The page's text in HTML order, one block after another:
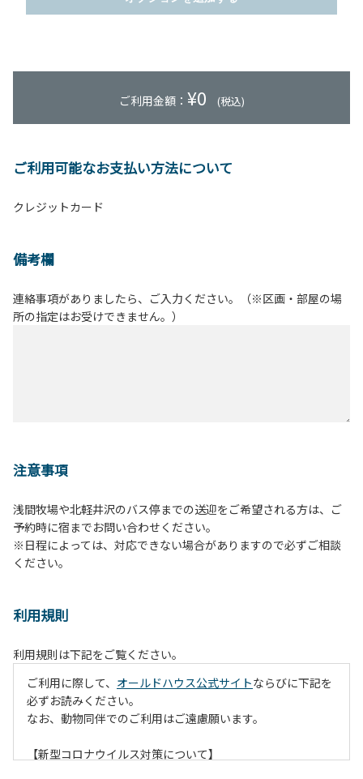
ご利用金額： ¥0 (税込)
ご利用可能なお支払い方法について
クレジットカード
備考欄
連絡事項がありましたら、ご入力ください。（※区画・部屋の場
所の指定はお受けできません。）
注意事項
浅間牧場や北軽井沢のバス停までの送迎をご希望される方は、ご
予約時に宿までお問い合わせください。
※日程によっては、対応できない場合がありますので必ずご相談
ください。
利用規則
利用規則は下記をご覧ください。
ご利用に際して、 オールドハウス公式サイトならびに下記を
必ずお読みください。
なお、動物同伴でのご利用はご遠慮願います。
【新型コロナウイルス対策について】